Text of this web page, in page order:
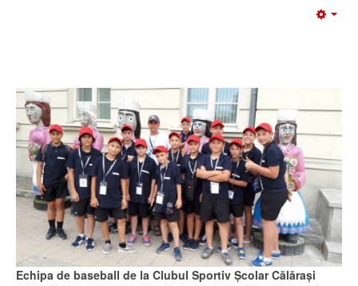
Echipa de baseball de la Clubul Sportiv Școlar Călărași